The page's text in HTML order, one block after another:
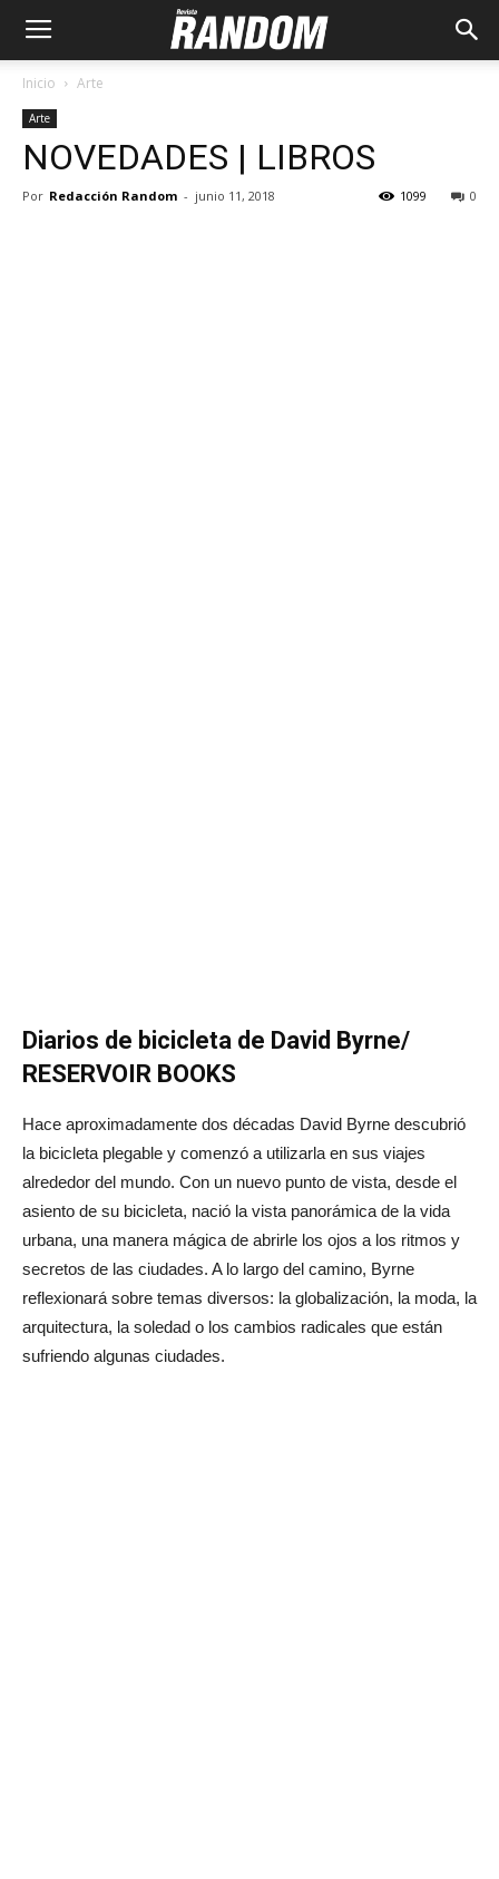
Inicio Arte
Arte
NOVEDADES | LIBROS
Por Redacción Random - junio 11, 2018 0
1099
Diarios de bicicleta de David Byrne/
RESERVOIR BOOKS
Hace aproximadamente dos décadas David Byrne descubrió
la bicicleta plegable y comenzó a utilizarla en sus viajes
alrededor del mundo. Con un nuevo punto de vista, desde el
asiento de su bicicleta, nació la vista panorámica de la vida
urbana, una manera mágica de abrirle los ojos a los ritmos y
secretos de las ciudades. A lo largo del camino, Byrne
reflexionará sobre temas diversos: la globalización, la moda, la
arquitectura, la soledad o los cambios radicales que están
sufriendo algunas ciudades.